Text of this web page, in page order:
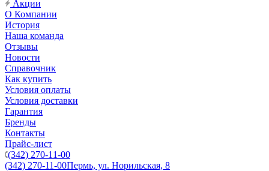
Акции
О Компании
История
Наша команда
Отзывы
Новости
Справочник
Как купить
Условия оплаты
Условия доставки
Гарантия
Бренды
Контакты
Прайс-лист
(342) 270-11-00
(342) 270-11-00Пермь, ул. Норильская, 8